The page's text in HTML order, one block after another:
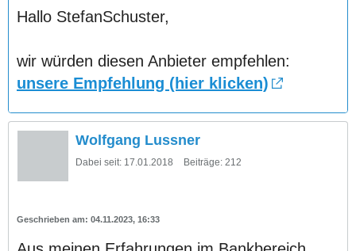
Hallo StefanSchuster,
wir würden diesen Anbieter empfehlen:
unsere Empfehlung (hier klicken)
Wolfgang Lussner
Dabei seit: 17.01.2018 Beiträge: 212
04.11.2023, 16:33